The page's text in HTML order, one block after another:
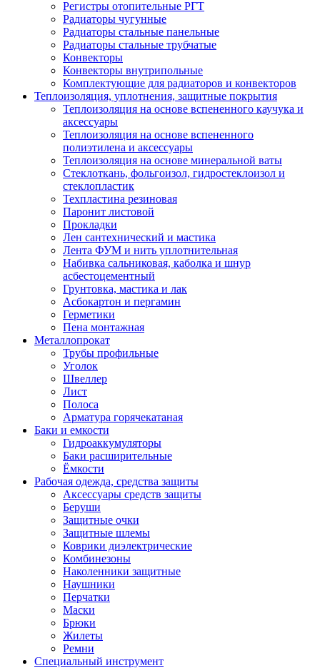
Регистры отопительные РГТ
Радиаторы чугунные
Радиаторы стальные панельные
Радиаторы стальные трубчатые
Конвекторы
Конвекторы внутрипольные
Комплектующие для радиаторов и конвекторов
Теплоизоляция, уплотнения, защитные покрытия
Теплоизоляция на основе вспененного каучука и
аксессуары
Теплоизоляция на основе вспененного
полиэтилена и аксессуары
Теплоизоляция на основе минеральной ваты
Стеклоткань, фольгоизол, гидростеклоизол и
стеклопластик
Техпластина резиновая
Паронит листовой
Прокладки
Лен сантехнический и мастика
Лента ФУМ и нить уплотнительная
Набивка сальниковая, каболка и шнур
асбестоцементный
Грунтовка, мастика и лак
Асбокартон и пергамин
Герметики
Пена монтажная
Металлопрокат
Трубы профильные
Уголок
Швеллер
Лист
Полоса
Арматура горячекатаная
Баки и емкости
Гидроаккумуляторы
Баки расширительные
Ёмкости
Рабочая одежда, средства защиты
Аксессуары средств защиты
Беруши
Защитные очки
Защитные шлемы
Коврики диэлектрические
Комбинезоны
Наколенники защитные
Наушники
Перчатки
Маски
Брюки
Жилеты
Ремни
Специальный инструмент